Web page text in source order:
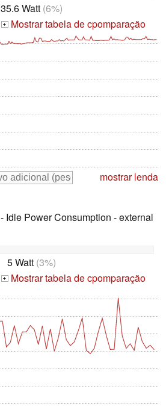
35.6 Watt(6%)
+ Mostrar tabela de cpomparação
mostrar lenda
- Idle Power Consumption - external
5 Watt(3%)
+ Mostrar tabela de cpomparação